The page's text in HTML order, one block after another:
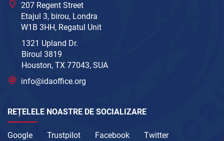
207 Regent Street
Etajul 3, birou, Londra
W1B 3HH, Regatul Unit
1321 Upland Dr.
Biroul 3819
Houston, TX 77043, SUA
info@idaoffice.org
REȚELELE NOASTRE DE SOCIALIZARE
Google Trustpilot Facebook
Twitter